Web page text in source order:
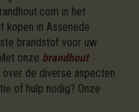
in het
kopen in Assenede
brandstof voor uw
onze brandhout
de diverse aspecten
of hulp nodig? Onze